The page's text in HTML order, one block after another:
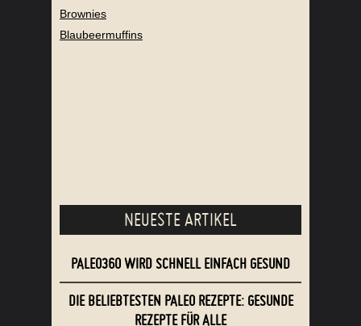
Brownies
Blaubeermuffins
NEUESTE ARTIKEL
PALEO360 WIRD SCHNELL EINFACH GESUND
DIE BELIEBTESTEN PALEO REZEPTE: GESUNDE